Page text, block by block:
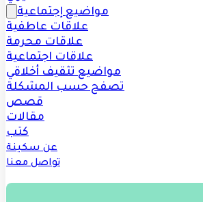
مواضيع إجتماعية
علاقات عاطفية
علاقات محرمة
علاقات اجتماعية
مواضيع تثقيف أخلاقي
تصفح حسب المشكلة
قصص
مقالات
كتب
عن سكينة
تواصل معنا